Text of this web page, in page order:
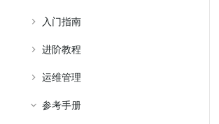
入门指南
进阶教程
运维管理
参考手册